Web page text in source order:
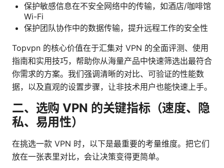
保护敏感信息在不安全网络中的传输，如酒店/咖啡馆
Wi-Fi
保护团队协作中的数据传输，提升远程工作的安全性
Topvpn 的核心价值在于汇集对 VPN 的全面评测、使用
指南和实用技巧，帮助你从海量产品中快速筛选出最符合
你需求的方案。我们强调清晰的对比、可验证的性能数
据，以及直观的设置步骤，让非技术用户也能快速上手。
二、选购 VPN 的关键指标（速度、隐
私、易用性）
在挑选一款 VPN 时，以下是最重要的考量维度。把它们
放在一张表里对比，会让决策变得更简单。